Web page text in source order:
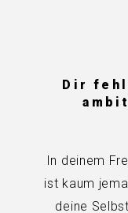
Dir
In deinem
ist kaum
deine